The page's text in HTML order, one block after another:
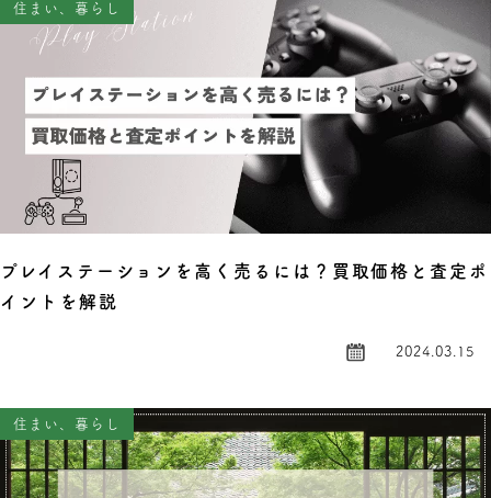
住まい、暮らし
プレイステーションを高く売るには？買取価格と査定ポ
イントを解説
2024.03.15
住まい、暮らし